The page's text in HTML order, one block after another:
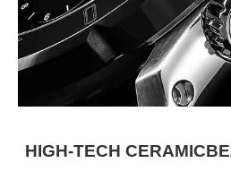
HIGH-TECH